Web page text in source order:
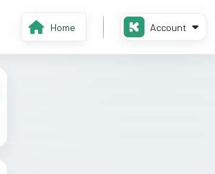
Home Account